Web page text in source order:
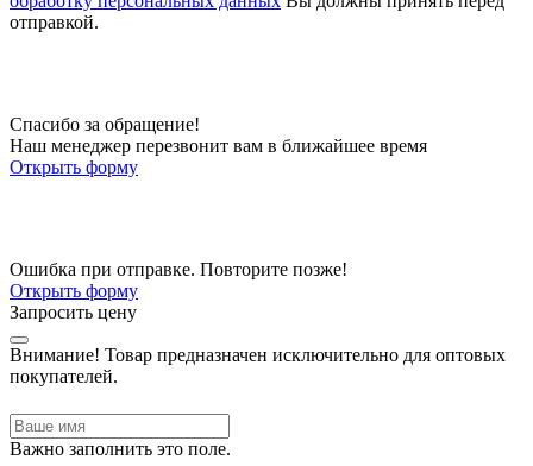
отправкой.
Спасибо за обращение!
Наш менеджер перезвонит вам в ближайшее время
Открыть форму
Ошибка при отправке. Повторите позже!
Открыть форму
Запросить цену
Внимание! Товар предназначен исключительно для оптовых
покупателей.
Важно заполнить это поле.